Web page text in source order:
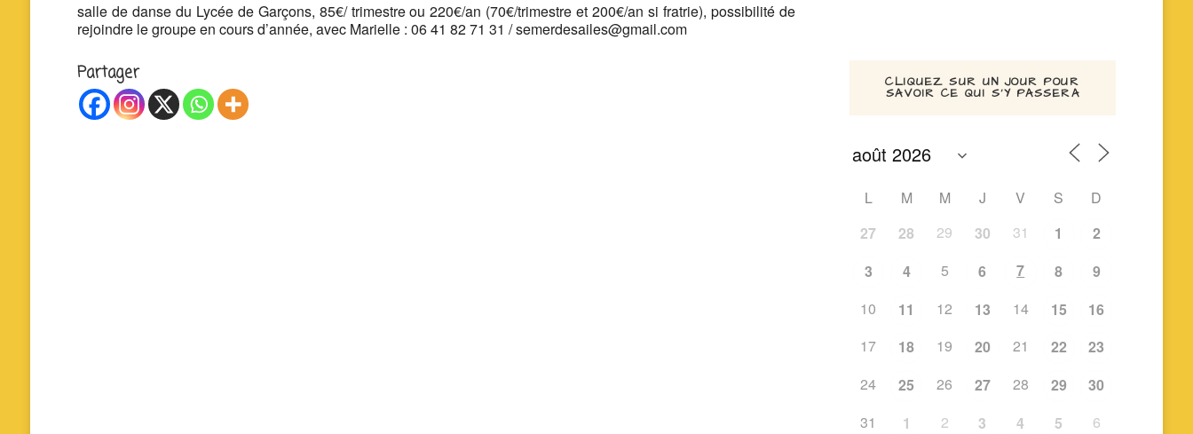
salle de danse du Lycée de Garçons, 85€/ trimestre ou 220€/an (70€/trimestre et 200€/an si fratrie), possibilité de
rejoindre le groupe en cours d’année, avec Marielle : 06 41 82 71 31 / semerdesailes@gmail.com
Partager CLIQUEZ SUR UN JOUR POUR
SAVOIR CE QUI S’Y PASSERA
L M M J V S
D
27
28 29 30 31 1
2
3
4 5 6 7 8
9
10
11 12 13 14 15
16
17
18 19 20 21 22
23
24
25 26 27 28 29
30
31
1 2 3 4 5 6